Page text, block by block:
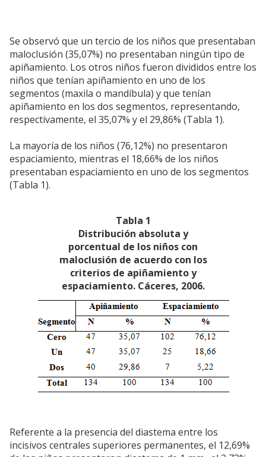
Se observó que un tercio de los niños que presentaban
maloclusión (35,07%) no presentaban ningún tipo de
apiñamiento. Los otros niños fueron divididos entre los
niños que tenían apiñamiento en uno de los
segmentos (maxila o mandíbula) y que tenían
apiñamiento en los dos segmentos, representando,
respectivamente, el 35,07% y el 29,86% (Tabla 1).
La mayoría de los niños (76,12%) no presentaron
espaciamiento, mientras el 18,66% de los niños
presentaban espaciamiento en uno de los segmentos
(Tabla 1).
Tabla 1
Distribución absoluta y
porcentual de los niños con
maloclusión de acuerdo con los
criterios de apiñamiento y
espaciamiento. Cáceres, 2006.
Referente a la presencia del diastema entre los
incisivos centrales superiores permanentes, el 12,69%